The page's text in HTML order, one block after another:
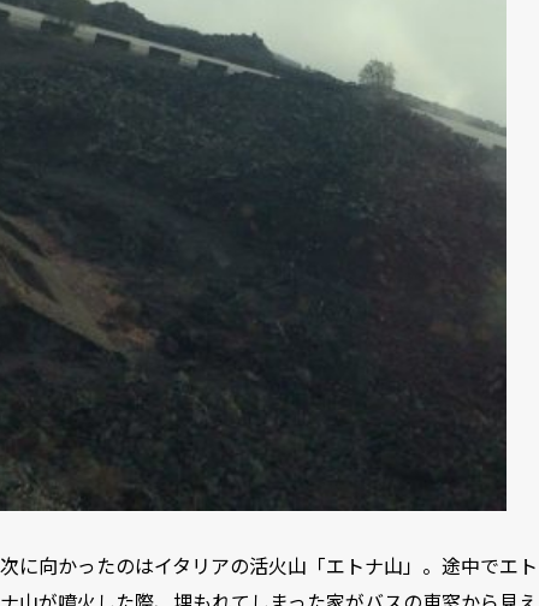
次に向かったのはイタリアの活火山「エトナ山」。途中でエト